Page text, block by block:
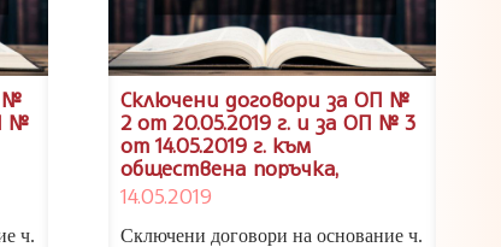
№
№
ч.
Сключени договори за ОП №
2 от 20.05.2019 г. и за ОП № 3
от 14.05.2019 г. към
обществена поръчка,
открита с Решение № 38-02-
8/21.11.2018 г.
14.05.2019
Сключени договори на основание ч.